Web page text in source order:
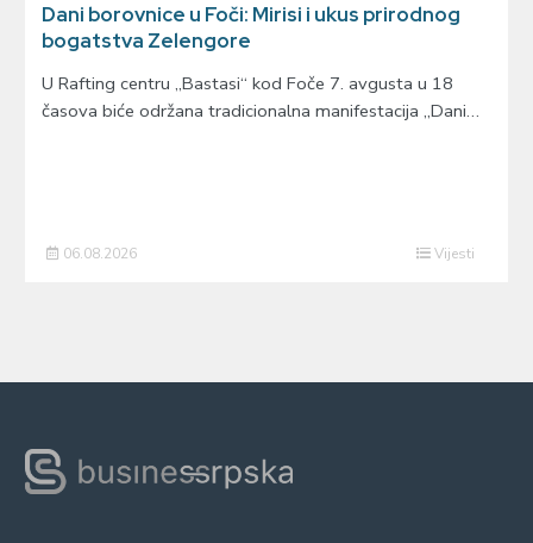
Dani borovnice u Foči: Mirisi i ukus prirodnog
bogatstva Zelengore
U Rafting centru „Bastasi“ kod Foče 7. avgusta u 18
časova biće održana tradicionalna manifestacija „Dani…
06.08.2026 Vijesti